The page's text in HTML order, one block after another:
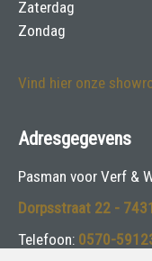
Zaterdag
Zondag
Vind hier onze
Adresgegevens
Pasman voor Verf &
Dorpsstraat 22 -
Telefoon: 0570-